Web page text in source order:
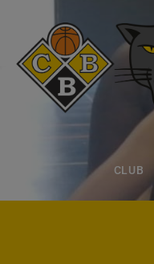
CLUB